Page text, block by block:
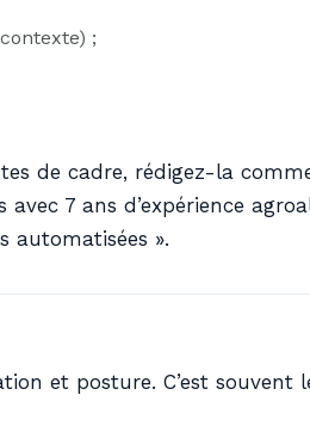
;
de cadre, rédigez-la
7 ans d’expérience
automatisées ».
et posture. C’est